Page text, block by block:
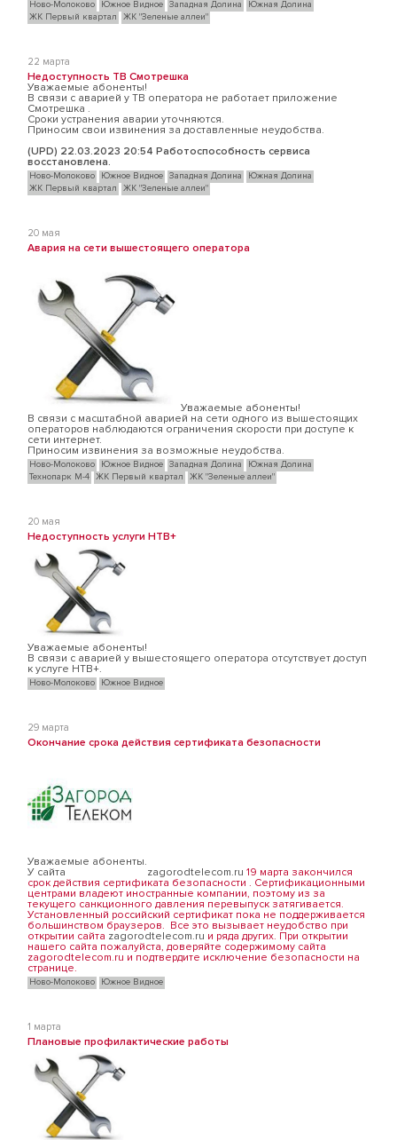
Ново-Молоково Южное Видное Западная Долина
Южная Долина
ЖК Первый квартал
ЖК "Зеленые аллеи"
22 марта
Недоступность ТВ Смотрешка
Уважаемые абоненты!
В связи с аварией у ТВ оператора не работает приложение
Смотрешка .
Cроки устранения аварии уточняются.
Приносим свои извинения за доставленные неудобства.
(UPD) 22.03.2023 20:54 Работоспособность сервиса
восстановлена.
Ново-Молоково Южное Видное Западная Долина
Южная Долина
ЖК Первый квартал
ЖК "Зеленые аллеи"
20 мая
Авария на сети вышестоящего оператора
Уважаемые абоненты!
В связи с масштабной аварией на сети одного из вышестоящих
операторов наблюдаются ограничения скорости при доступе к
сети интернет.
Приносим извинения за возможные неудобства.
Ново-Молоково Южное Видное Западная Долина
Южная Долина
Технопарк М-4 ЖК Первый квартал ЖК "Зеленые аллеи"
20 мая
Недоступность услуги НТВ+
Уважаемые абоненты!
В связи с аварией у вышестоящего оператора отсутствует доступ
к услуге НТВ+.
Ново-Молоково Южное Видное
29 марта
Окончание срока действия сертификата безопасности
Уважаемые абоненты.
У сайта
zagorodtelecom.ru 19 марта закончился
срок действия сертификата безопасности . Сертификационными
центрами владеют иностранные компании, поэтому из за
текущего санкционного давления перевыпуск затягивается.
Установленный российский сертификат пока не поддерживается
большинством браузеров. Все это вызывает неудобство при
открытии сайта zagorodtelecom.ru и ряда других. При открытии
нашего сайта пожалуйста, доверяйте содержимому сайта
zagorodtelecom.ru и подтвердите исключение безопасности на
странице.
Ново-Молоково Южное Видное
1 марта
Плановые профилактические работы